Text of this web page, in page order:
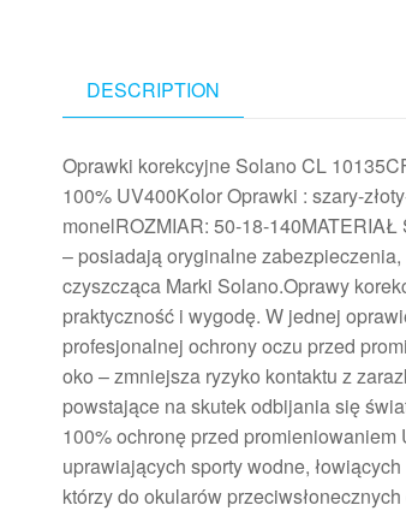
DESCRIPTION
Oprawki korekcyjne Solano CL
100% UV400Kolor Oprawki : szary-
monelROZMIAR: 50-18-
– posiadają oryginalne
czyszcząca Marki Solano.Oprawy
praktyczność i wygodę. W jednej
profesjonalnej ochrony oczu przed
oko – zmniejsza ryzyko kontaktu z
powstające na skutek odbijania się
100% ochronę przed
uprawiających sporty wodne,
którzy do okularów